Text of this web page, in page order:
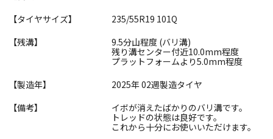
【タイヤサイズ】
235/55R19 101Q
【残溝】
9.5分山程度 (バリ溝)
残り溝センター付近10.0mm程度
プラットフォームより5.0mm程度
【製造年】
2025年 02週製造タイヤ
【備考】
イボが消えたばかりのバリ溝です。
トレッドの状態は良好です。
これから十分にお使いいただけます。